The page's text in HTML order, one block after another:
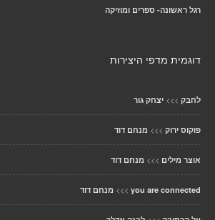
רגל ראשונה- ספרים ומוזיקה
דוגמית מדפי היצירות
לחבק >>> יצחק גור
פוקוס ירוק >>> מנחם דוד
אוצר מילים >>> מנחם דוד
you are connected
>>> מנחם דוד